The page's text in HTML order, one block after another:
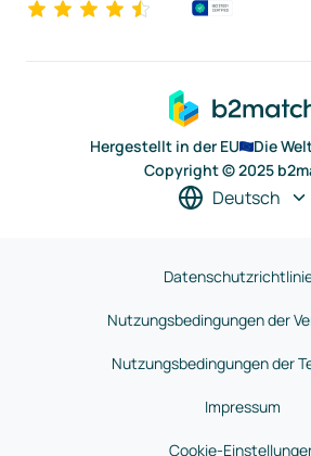
Hergestellt in der EU
Die
Copyright © 2025
Deutsch
Nutzungsbedingungen der
Nutzungsbedingungen der
Impressum
Cookie-